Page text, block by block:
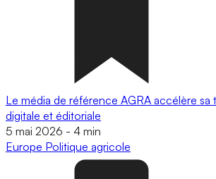
Le média de référence AGRA accélère sa
digitale et éditoriale
5 mai 2026 - 4 min
Europe Politique agricole